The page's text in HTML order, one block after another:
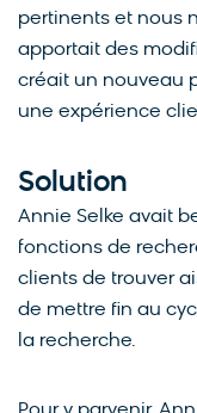
pertinents et nous
apportait des
créait un nouveau
une expérience
Solution
Annie Selke avait
fonctions de
clients de trouver
de mettre fin au
la recherche.